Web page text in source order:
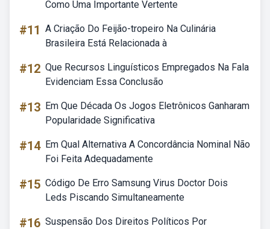
Como Uma Importante Vertente
#11 A Criação Do Feijão-tropeiro Na Culinária
Brasileira Está Relacionada à
#12 Que Recursos Linguísticos Empregados Na Fala
Evidenciam Essa Conclusão
#13 Em Que Década Os Jogos Eletrônicos Ganharam
Popularidade Significativa
#14 Em Qual Alternativa A Concordância Nominal Não
Foi Feita Adequadamente
#15 Código De Erro Samsung Virus Doctor Dois
Leds Piscando Simultaneamente
#16 Suspensão Dos Direitos Políticos Por